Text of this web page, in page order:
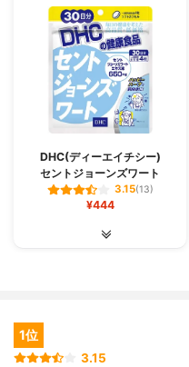
DHC(ディーエイチシー)
セントジョーンズワート
3.15(13)
¥444
1位
3.15